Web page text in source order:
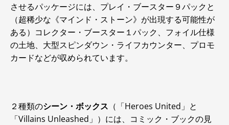
させるパッケージには、プレイ・ブースター９パックと
（超稀少な《マインド・ストーン》が出現する可能性が
ある）コレクター・ブースター１パック、フォイル仕様
の土地、大型スピンダウン・ライフカウンター、プロモ
カードなどが収められています。
２種類のシーン・ボックス （「Heroes United」と
「Villains Unleashed」）には、コミック・ブックの見